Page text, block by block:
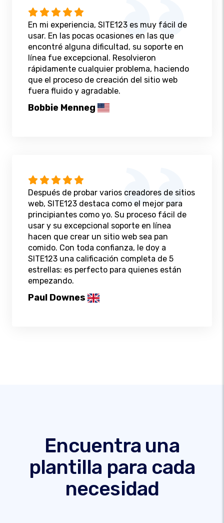
En mi experiencia, SITE123 es muy fácil de
usar. En las pocas ocasiones en las que
encontré alguna dificultad, su soporte en
línea fue excepcional. Resolvieron
rápidamente cualquier problema, haciendo
que el proceso de creación del sitio web
fuera fluido y agradable.
Bobbie Menneg
Después de probar varios creadores de sitios
web, SITE123 destaca como el mejor para
principiantes como yo. Su proceso fácil de
usar y su excepcional soporte en línea
hacen que crear un sitio web sea pan
comido. Con toda confianza, le doy a
SITE123 una calificación completa de 5
estrellas: es perfecto para quienes están
empezando.
Paul Downes
Encuentra una
plantilla para cada
necesidad